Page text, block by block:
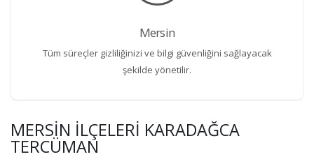
Mersin
Tüm süreçler gizliliğinizi ve bilgi güvenliğini sağlayacak
şekilde yönetilir.
MERSIN İLÇELERI KARADAĞCA
TERCÜMAN